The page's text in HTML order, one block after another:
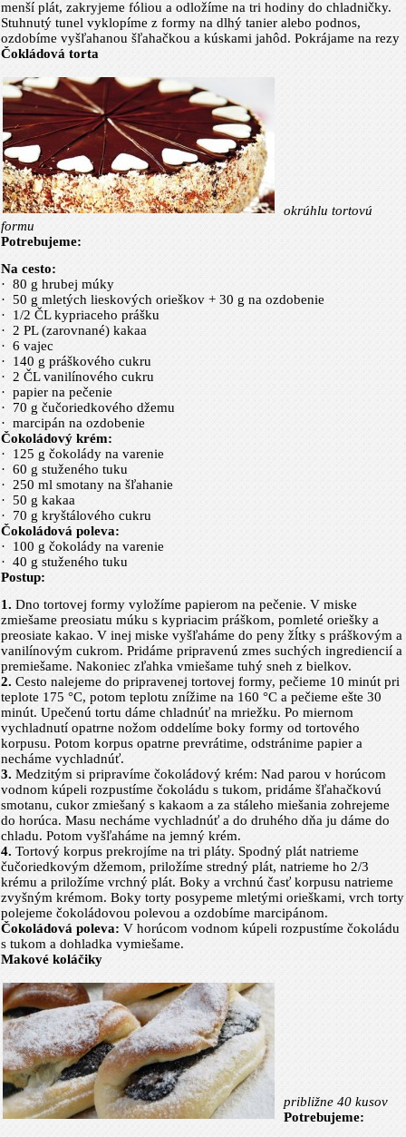
menší plát, zakryjeme fóliou a odložíme na tri hodiny do chladničky.
Stuhnutý tunel vyklopíme z formy na dlhý tanier alebo podnos,
ozdobíme vyšľahanou šľahačkou a kúskami jahôd. Pokrájame na rezy
Čokládová torta
okrúhlu tortovú
formu
Potrebujeme:
Na cesto:
· 80 g hrubej múky
· 50 g mletých lieskových orieškov + 30 g na ozdobenie
· 1/2 ČL kypriaceho prášku
· 2 PL (zarovnané) kakaa
· 6 vajec
· 140 g práškového cukru
· 2 ČL vanilínového cukru
· papier na pečenie
· 70 g čučoriedkového džemu
· marcipán na ozdobenie
Čokoládový krém:
· 125 g čokolády na varenie
· 60 g stuženého tuku
· 250 ml smotany na šľahanie
· 50 g kakaa
· 70 g kryštálového cukru
Čokoládová poleva:
· 100 g čokolády na varenie
· 40 g stuženého tuku
Postup:
1. Dno tortovej formy vyložíme pa­pie­rom na pečenie. V miske
zmiešame preosiatu múku s kypriacim práš­­kom, pomle­té oriešky a
preosiate kakao. V inej miske vyšľaháme do peny žĺtky s práškovým a
vanilínovým cukrom. Pridáme pripravenú zmes suchých ingre­diencií a
premiešame. Nakoniec zľahka vmiešame tuhý sneh z bielkov.
2. Cesto nalejeme do pripravenej tortovej formy, pečieme 10 minút pri
teplote 175 °C, potom teplotu znížime na 160 °C a pečieme ešte 30
minút. Upečenú tortu dáme chladnúť na mriežku. Po miernom
vychladnutí opatrne nožom oddelíme boky formy od tortového
korpusu. Potom korpus opatrne prevrátime, odstránime pa­pier a
necháme vychladnúť.
3. Medzitým si pripravíme čokoládový krém: Nad parou v horúcom
vodnom kúpeli rozpustíme čokoládu s tukom, pridáme šľahačkovú
smotanu, cukor zmiešaný s kakaom a za stáleho miešania zohre­jeme
do horúca. Masu necháme vychladnúť a do druhého dňa ju dáme do
chladu. Potom vyšľaháme na jemný krém.
4. Tortový korpus prekrojíme na tri pláty. Spodný plát natrieme
čučoriedkovým džemom, priložíme stredný plát, natrieme ho 2/3
krému a priložíme vrchný plát. Boky a vrchnú časť korpusu natrieme
zvyšným krémom. Boky torty posypeme mletými orieškami, vrch torty
polejeme čokoládovou polevou a ozdobíme marcipánom.
Čokoládová poleva: V horúcom vodnom kúpeli rozpustíme čokoládu
s tukom a dohladka vymiešame.
Makové koláčiky
približne 40 kusov
Potrebujeme: